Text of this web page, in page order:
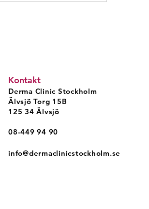
Retinol 3% -
peeling för
Kontakt
Derma Clinic Stockholm
Älvsjö Torg 15B
125 34 Älvsjö
08-449 94 90
info@dermaclinicstockholm.se